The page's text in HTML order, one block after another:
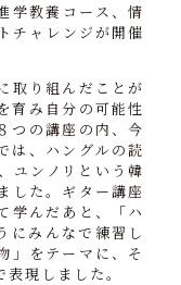
学教養コース、情
チャレンジが開催
取り組んだことが
育み自分の可能性
つの講座の内、今
は、ハングルの読
ユンノリという韓
した。ギター講座
学んだあと、「ハ
にみんなで練習し
」をテーマに、そ
現しました。